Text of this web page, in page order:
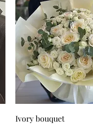
Ivory bouquet